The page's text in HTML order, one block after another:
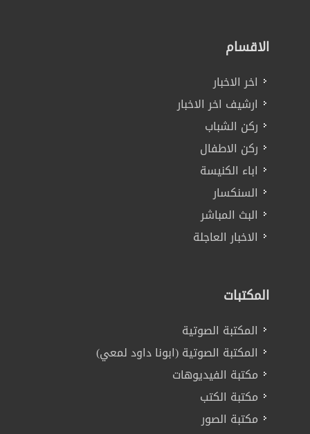
الاقسام
اخر الاخبار
ارشيف اخر الاخبار
ركن الشباب
ركن الاطفال
اباء الكنيسة
السنكسار
البث المباشر
الاخبار العاجلة
المكتبات
المكتبة الصوتية
المكتبة الصوتية (ابونا داود لمعي)
مكتبة الفيديوهات
مكتبة الكتب
مكتبة الصور